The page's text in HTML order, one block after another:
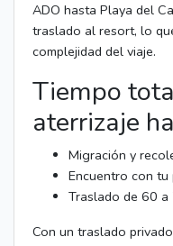
ADO hasta Playa del
traslado al resort, lo
complejidad del viaje.
Tiempo
aterrizaje
Migración y
Encuentro con
Traslado de 60
Con un traslado